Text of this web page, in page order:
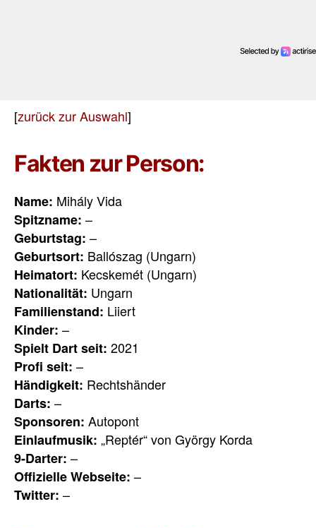
[zurück zur Auswahl]
Fakten zur Person:
Name: Mihály Vida
Spitzname: –
Geburtstag: –
Geburtsort: Ballószag (Ungarn)
Heimatort: Kecskemét (Ungarn)
Nationalität: Ungarn
Familienstand: Liiert
Kinder: –
Spielt Dart seit: 2021
Profi seit: –
Händigkeit: Rechtshänder
Darts: –
Sponsoren: Autopont
Einlaufmusik: „Reptér“ von György Korda
9-Darter: –
Offizielle Webseite: –
Twitter: –